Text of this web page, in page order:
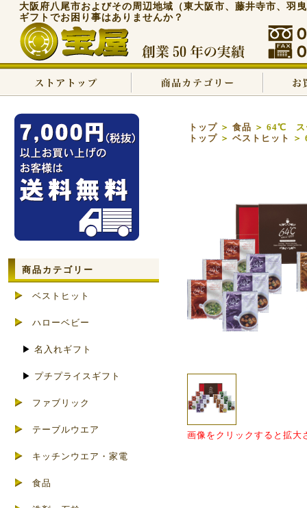
大阪府八尾市およびその周辺地域（東大阪市、藤井寺市、羽
ギフトでお困り事はありませんか？
トップ ＞ 食品 ＞ 64℃ ス
トップ ＞ ベストヒット ＞
画像をクリックすると拡大
商品カテゴリー
ベストヒット
ハローベビー
▶ 名入れギフト
▶ プチプライスギフト
ファブリック
テーブルウエア
キッチンウエア・家電
食品